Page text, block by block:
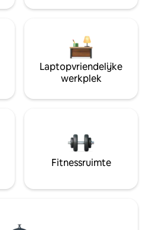
Laptopvriendelijke
werkplek
Fitnessruimte